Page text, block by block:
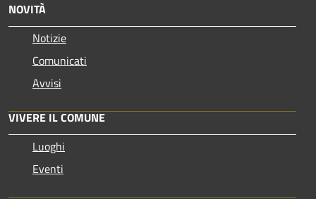
NOVITÀ
Notizie
Comunicati
Avvisi
VIVERE IL COMUNE
Luoghi
Eventi